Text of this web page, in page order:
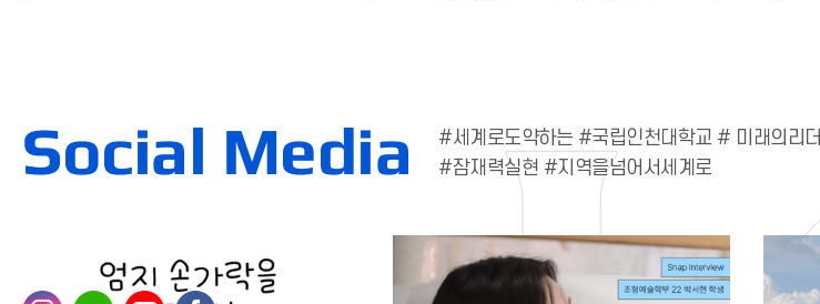
Social Media
#세계로도약하는 #국립인천대학교 # 미래의리더
#잠재력실현 #지역을넘어서세계로